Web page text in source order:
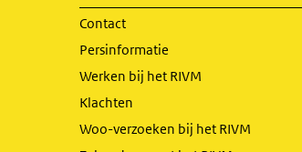
Contact
Persinformatie
Werken bij het RIVM
Klachten
Woo-verzoeken bij het RIVM